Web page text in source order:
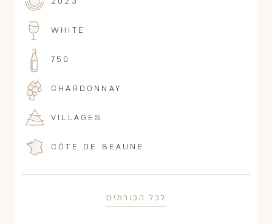
WHITE
750
CHARDONNAY
VILLAGES
CÔTE DE BEAUNE
לכל הכורמים